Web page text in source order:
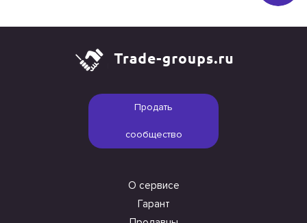
Продать
сообщество
О сервисе
Гарант